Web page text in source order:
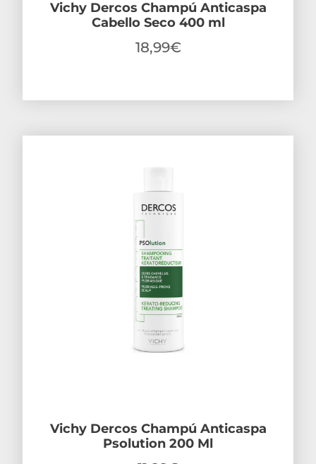
Vichy Dercos Champú Anticaspa
Cabello Seco 400 ml
18,99€
Vichy Dercos Champú Anticaspa
Psolution 200 Ml